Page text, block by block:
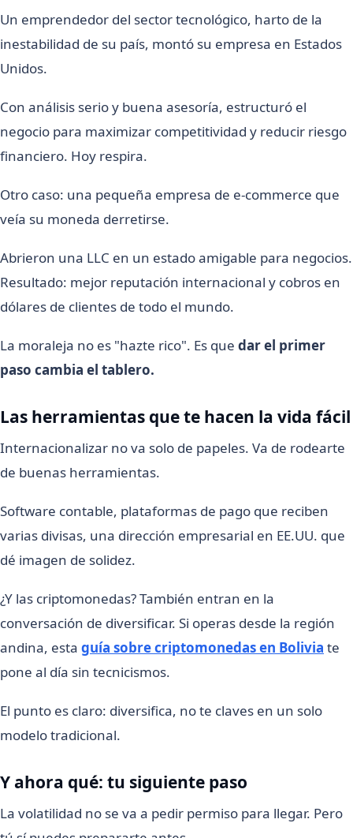
Un emprendedor del sector tecnológico, harto de la
inestabilidad de su país, montó su empresa en Estados
Unidos.
Con análisis serio y buena asesoría, estructuró el
negocio para maximizar competitividad y reducir riesgo
financiero. Hoy respira.
Otro caso: una pequeña empresa de e-commerce que
veía su moneda derretirse.
Abrieron una LLC en un estado amigable para negocios.
Resultado: mejor reputación internacional y cobros en
dólares de clientes de todo el mundo.
La moraleja no es "hazte rico". Es que dar el primer
paso cambia el tablero.
Las herramientas que te hacen la vida fácil
Internacionalizar no va solo de papeles. Va de rodearte
de buenas herramientas.
Software contable, plataformas de pago que reciben
varias divisas, una dirección empresarial en EE.UU. que
dé imagen de solidez.
¿Y las criptomonedas? También entran en la
conversación de diversificar. Si operas desde la región
andina, esta guía sobre criptomonedas en Bolivia te
pone al día sin tecnicismos.
El punto es claro: diversifica, no te claves en un solo
modelo tradicional.
Y ahora qué: tu siguiente paso
La volatilidad no se va a pedir permiso para llegar. Pero